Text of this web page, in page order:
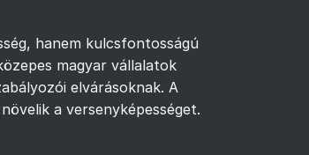
hanem kulcsfontosságú
magyar vállalatok
elvárásoknak. A
a versenyképességet.